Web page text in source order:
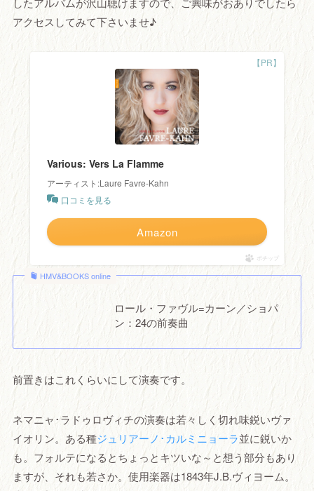
アクセスしてみて下さいませ♪
Various: Vers La Flamme
アーティスト:Laure Favre-Kahn
口コミを見る
Amazon
ポチップ
HMV&BOOKS online
ロール・ファヴル=カーン／ショパ
ン：24の前奏曲
前置きはこれくらいにして演奏です。
ネマニャ･ラドゥロヴィチの演奏は若々しく切れ味鋭いヴァ
イオリン。ある種ジュリアーノ･カルミニョーラ並に鋭いか
も。フォルテになるとちょっとキツいな～と想う部分もあり
ますが、それも若さか。使用楽器は1843年J.B.ヴィヨーム。